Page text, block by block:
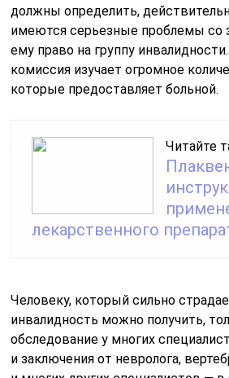
должны определить,
имеются серьезные проблемы
ему право на группу
комиссия изучает огромное
которые предоставляет больной.
Читайте
лекарственного
Человеку, который сильно
инвалидность можно получить,
обследование у многих
и заключения от невролога,